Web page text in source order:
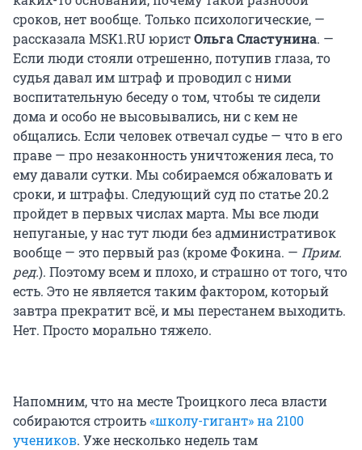
сроков, нет вообще. Только психологические, —
рассказала MSK1.RU юристОльга Сластунина. —
Если люди стояли отрешенно, потупив глаза, то
судья давал им штраф и проводил с ними
воспитательную беседу о том, чтобы те сидели
дома и особо не высовывались, ни с кем не
общались. Если человек отвечал судье — что в его
праве — про незаконность уничтожения леса, то
ему давали сутки. Мы собираемся обжаловать и
сроки, и штрафы. Следующий суд по статье 20.2
пройдет в первых числах марта. Мы все люди
непуганые, у нас тут люди без административок
вообще — это первый раз (кроме Фокина. — Прим.
ред.). Поэтому всем и плохо, и страшно от того, что
есть. Это не является таким фактором, который
завтра прекратит всё, и мы перестанем выходить.
Нет. Просто морально тяжело.
Напомним, что на месте Троицкого леса власти
собираются строить«школу-гигант» на 2100
учеников. Уже несколько недель там